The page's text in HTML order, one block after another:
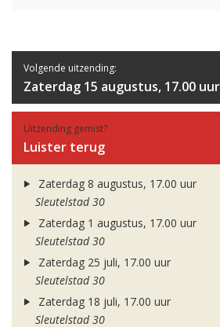
Volgende uitzending:
Zaterdag 15 augustus, 17.00 uur
Uitzending gemist?
Luister terug
Zaterdag 8 augustus, 17.00 uur
Sleutelstad 30
Zaterdag 1 augustus, 17.00 uur
Sleutelstad 30
Zaterdag 25 juli, 17.00 uur
Sleutelstad 30
Zaterdag 18 juli, 17.00 uur
Sleutelstad 30